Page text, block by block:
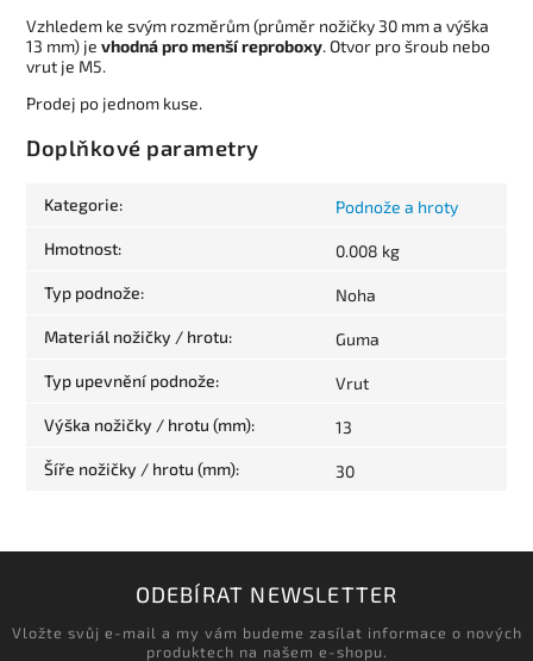
Vzhledem ke svým rozměrům (průměr nožičky 30 mm a výška
13 mm) je vhodná pro menší reproboxy. Otvor pro šroub nebo
vrut je M5.
Prodej po jednom kuse.
Doplňkové parametry
Kategorie: Podnože a hroty
Hmotnost: 0.008 kg
Typ podnože: Noha
Materiál nožičky / hrotu: Guma
Typ upevnění podnože: Vrut
Výška nožičky / hrotu (mm): 13
Šíře nožičky / hrotu (mm): 30
ODEBÍRAT NEWSLETTER
Vložte svůj e-mail a my vám budeme zasílat informace o nových
produktech na našem e-shopu.